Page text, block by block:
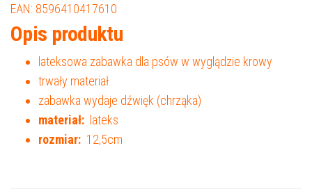
EAN: 8596410417610
Opis produktu
lateksowa zabawka dla psów w wyglądzie krowy
trwały materiał
zabawka wydaje dźwięk (chrząka)
materiał: lateks
rozmiar: 12,5cm